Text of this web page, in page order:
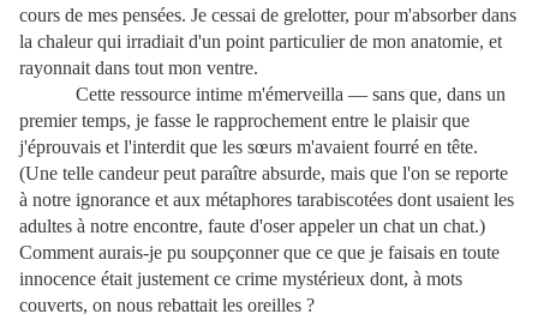
cours de mes pensées. Je cessai de grelotter, pour m'absorber dans
la chaleur qui irradiait d'un point particulier de mon anatomie, et
rayonnait dans tout mon ventre.
Cette ressource intime m'émerveilla — sans que, dans un
premier temps, je fasse le rapprochement entre le plaisir que
j'éprouvais et l'interdit que les sœurs m'avaient fourré en tête.
(Une telle candeur peut paraître absurde, mais que l'on se reporte
à notre ignorance et aux métaphores tarabiscotées dont usaient les
adultes à notre encontre, faute d'oser appeler un chat un chat.)
Comment aurais-je pu soupçonner que ce que je faisais en toute
innocence était justement ce crime mystérieux dont, à mots
couverts, on nous rebattait les oreilles ?